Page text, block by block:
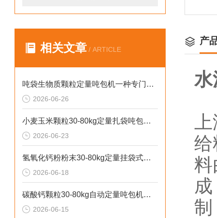
相关文章 / ARTICLE
吨袋生物质颗粒定量吨包机一种专门用于吨袋设备
2026-06-26
小麦玉米颗粒30-80kg定量扎袋吨包机操作简单
2026-06-23
氢氧化钙粉粉末30-80kg定量挂袋式称重吨包机生产厂家
2026-06-18
碳酸钙颗粒30-80kg自动定量吨包机厂家直供
2026-06-15
产
水
给
料
制